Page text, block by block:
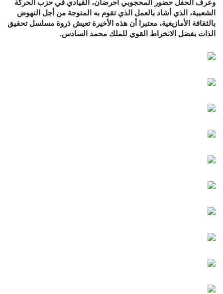
وعرف الحفل حضور المحجوبي أحرضان، القيادي في حزب الحركة
الشعبية، الذي أشاد بالعمل الذي تقوم به المتوجة من أجل النهوض
بالثقافة الأمازيغية، معتبرا أن هذه الأخيرة تعيش ذروة مسلسل تحقيق
الذات بفضل الانخراط القوي للملك محمد السادس.